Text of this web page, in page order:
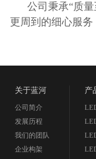
公司秉承“质量
更周到的细心服
关于蓝河
公司简介
发展历程
我们的团队
企业构架
产